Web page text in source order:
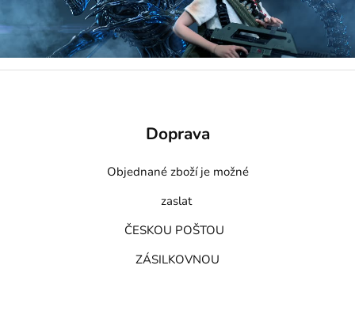
Doprava
Objednané zboží je možné
zaslat
ČESKOU POŠTOU
ZÁSILKOVNOU